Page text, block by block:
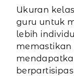
Ukuran
guru untuk
lebih